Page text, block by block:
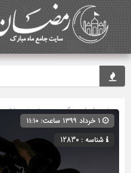
صفحه اصلی» گروه » دسته‌بندی نشده
شناسه : 12830